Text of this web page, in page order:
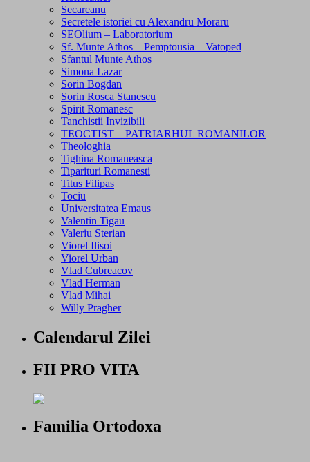
Secareanu
Secretele istoriei cu Alexandru Moraru
SEOlium – Laboratorium
Sf. Munte Athos – Pemptousia – Vatoped
Sfantul Munte Athos
Simona Lazar
Sorin Bogdan
Sorin Rosca Stanescu
Spirit Romanesc
Tanchistii Invizibili
TEOCTIST – PATRIARHUL ROMANILOR
Theologhia
Tighina Romaneasca
Tiparituri Romanesti
Titus Filipas
Tociu
Universitatea Emaus
Valentin Tigau
Valeriu Sterian
Viorel Ilisoi
Viorel Urban
Vlad Cubreacov
Vlad Herman
Vlad Mihai
Willy Pragher
Calendarul Zilei
FII PRO VITA
Familia Ortodoxa